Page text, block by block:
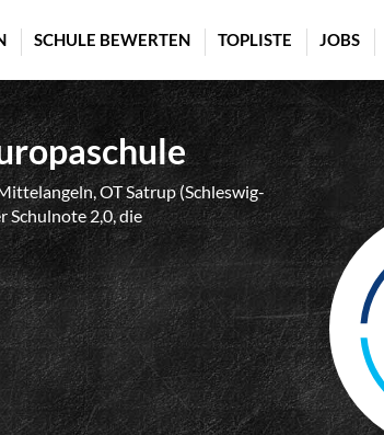
SCHULE BEWERTEN TOPLISTE JOBS
OT Satrup (Schleswig-
Schulnote 2,0, die